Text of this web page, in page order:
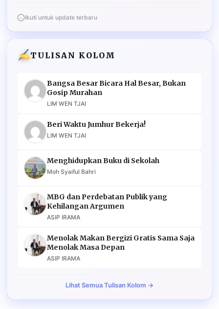
Ikuti untuk update terbaru
TULISAN KOLOM
Bangsa Besar Bicara Hal Besar, Bukan
Gosip Murahan
LIM WEN TJAI
Beri Waktu Jumhur Bekerja!
LIM WEN TJAI
Menghidupkan Buku di Sekolah
Moh Syaiful Bahri
MBG dan Perdebatan Publik yang
Kehilangan Argumen
ASIP IRAMA
Menolak Makan Bergizi Gratis Sama Saja
Menolak Masa Depan
ASIP IRAMA
Lihat Semua Tulisan Kolom →